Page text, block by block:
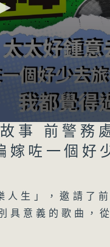
年
事 前警務
嫁咗一個好
人生」，邀請了
具意義的歌曲，